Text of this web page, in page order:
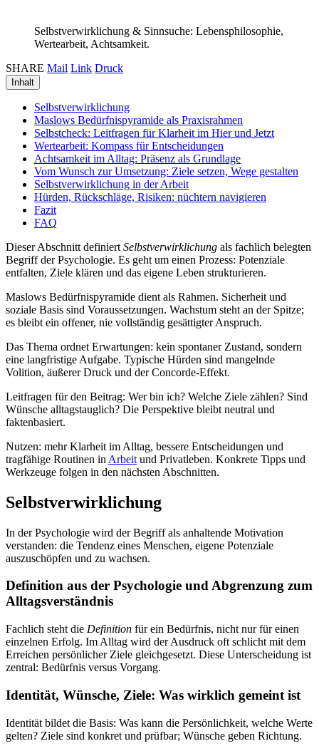
Selbstverwirklichung & Sinnsuche: Lebensphilosophie,
Wertearbeit, Achtsamkeit.
SHARE Mail Link Druck
Inhalt
Selbstverwirklichung
Maslows Bedürfnispyramide als Praxisrahmen
Selbstcheck: Leitfragen für Klarheit im Hier und Jetzt
Wertearbeit: Kompass für Entscheidungen
Achtsamkeit im Alltag: Präsenz als Grundlage
Vom Wunsch zur Umsetzung: Ziele setzen, Wege gestalten
Selbstverwirklichung in der Arbeit
Hürden, Rückschläge, Risiken: nüchtern navigieren
Fazit
FAQ
Dieser Abschnitt definiert Selbstverwirklichung als fachlich belegten
Begriff der Psychologie. Es geht um einen Prozess: Potenziale
entfalten, Ziele klären und das eigene Leben strukturieren.
Maslows Bedürfnispyramide dient als Rahmen. Sicherheit und
soziale Basis sind Voraussetzungen. Wachstum steht an der Spitze;
es bleibt ein offener, nie vollständig gesättigter Anspruch.
Das Thema ordnet Erwartungen: kein spontaner Zustand, sondern
eine langfristige Aufgabe. Typische Hürden sind mangelnde
Volition, äußerer Druck und der Concorde‑Effekt.
Leitfragen für den Beitrag: Wer bin ich? Welche Ziele zählen? Sind
Wünsche alltagstauglich? Die Perspektive bleibt neutral und
faktenbasiert.
Nutzen: mehr Klarheit im Alltag, bessere Entscheidungen und
tragfähige Routinen in Arbeit und Privatleben. Konkrete Tipps und
Werkzeuge folgen in den nächsten Abschnitten.
Selbstverwirklichung
In der Psychologie wird der Begriff als anhaltende Motivation
verstanden: die Tendenz eines Menschen, eigene Potenziale
auszuschöpfen und zu wachsen.
Definition aus der Psychologie und Abgrenzung zum
Alltagsverständnis
Fachlich steht die Definition für ein Bedürfnis, nicht nur für einen
einzelnen Erfolg. Im Alltag wird der Ausdruck oft schlicht mit dem
Erreichen persönlicher Ziele gleichgesetzt. Diese Unterscheidung ist
zentral: Bedürfnis versus Vorgang.
Identität, Wünsche, Ziele: Was wirklich gemeint ist
Identität bildet die Basis: Was kann die Persönlichkeit, welche Werte
gelten? Ziele sind konkret und prüfbar; Wünsche geben Richtung.